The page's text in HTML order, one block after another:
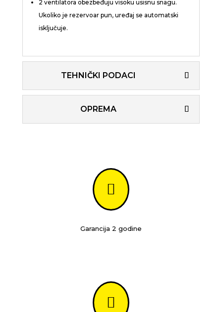
2 ventilatora obezbeđuju visoku usisnu snagu.
Ukoliko je rezervoar pun, uređaj se automatski
isključuje.
TEHNIČKI PODACI
OPREMA

Garancija 2 godine
